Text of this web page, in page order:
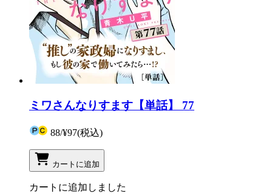
ミワさんなりすます【単話】 77
88/¥97(税込)
カートに追加
カートに追加しました